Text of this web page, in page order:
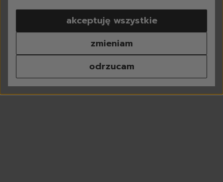
pranie
do białego
do koloru
do czarnego
do sportowych
tkaniny delikatne
kapsułki do prania
proszki do prania
odrzucam
zmieniam
akceptuję wszystkie